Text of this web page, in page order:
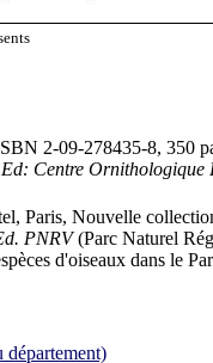
2-09-278435-8, 350
Ed: Centre Ornithologique
Paris, Nouvelle
PNRV(Parc Naturel
d'oiseaux dans le
département)